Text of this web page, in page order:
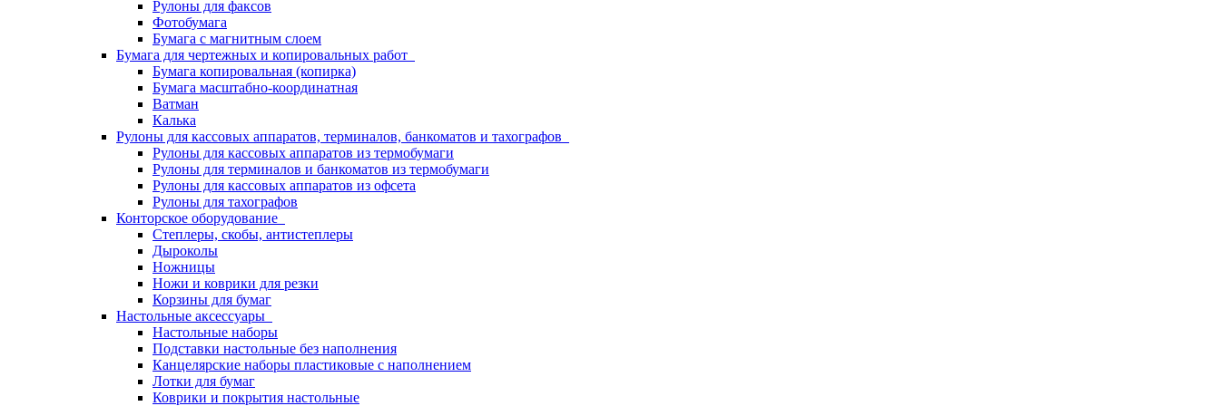
Рулоны для факсов
Фотобумага
Бумага с магнитным слоем
Бумага для чертежных и копировальных работ
Бумага копировальная (копирка)
Бумага масштабно-координатная
Ватман
Калька
Рулоны для кассовых аппаратов, терминалов, банкоматов и тахографов
Рулоны для кассовых аппаратов из термобумаги
Рулоны для терминалов и банкоматов из термобумаги
Рулоны для кассовых аппаратов из офсета
Рулоны для тахографов
Конторское оборудование
Степлеры, скобы, антистеплеры
Дыроколы
Ножницы
Ножи и коврики для резки
Корзины для бумаг
Настольные аксессуары
Настольные наборы
Подставки настольные без наполнения
Канцелярские наборы пластиковые с наполнением
Лотки для бумаг
Коврики и покрытия настольные